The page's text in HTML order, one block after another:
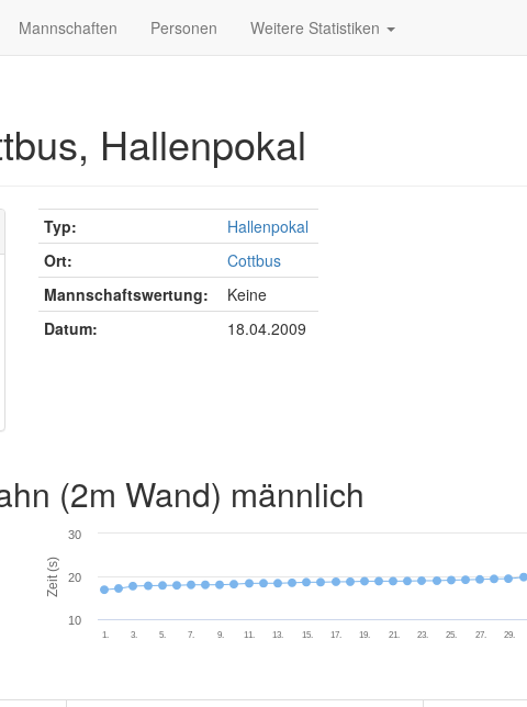
Mannschaften Personen Weitere Statistiken
Hallenpokal
Typ:
Hallenpokal
Ort:
Cottbus
Mannschaftswertung:
Keine
Datum:
18.04.2009
(2m Wand) männlich
Zeit (s)
1. 3. 5. 7. 9. 11. 13. 15. 17. 19. 21. 23. 25. 27. 29.
10
20
30